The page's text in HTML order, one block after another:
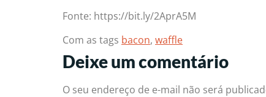
Fonte: https://bit.ly/2AprA5M
Com as tags bacon, waffle
Deixe um comentário
O seu endereço de e-mail não será